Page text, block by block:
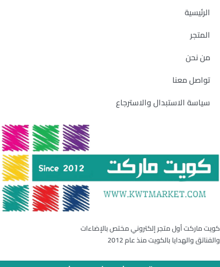
الرئيسية
المتجر
من نحن
تواصل معنا
سياسة الاستبدال والاسترجاع
كويت ماركت أول متجر إلكتروني مختص بالإضاءات
والفناتق والهدايا بالكويت منذ عام 2012